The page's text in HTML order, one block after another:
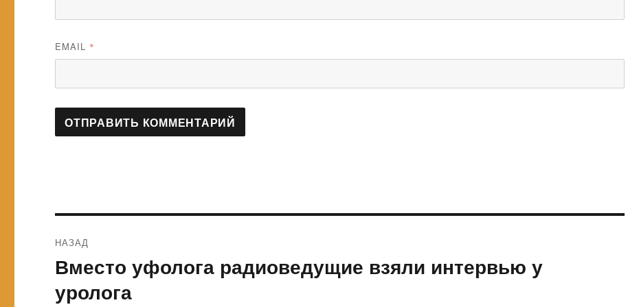
EMAIL *
по
записям
НАЗАД
Предыдущая
Вместо уфолога радиоведущие взяли интервью у
уролога